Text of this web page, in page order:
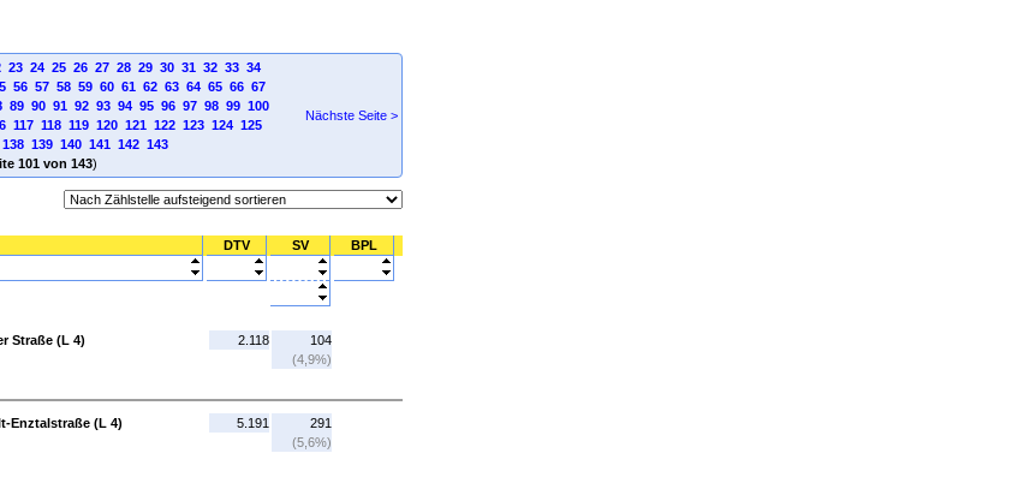
23 24 25 26 27 28 29 30 31 32 33 34
56 57 58 59 60 61 62 63 64 65 66 67
89 90 91 92 93 94 95 96 97 98 99 100
117 118 119 120 121 122 123 124 125
138 139 140 141 142 143
101 von 143)
Nächste Seite >
DTV SV BPL
Straße (L 4)
2.118
104
(4,9%)
Enztalstraße (L 4)
5.191
291
(5,6%)